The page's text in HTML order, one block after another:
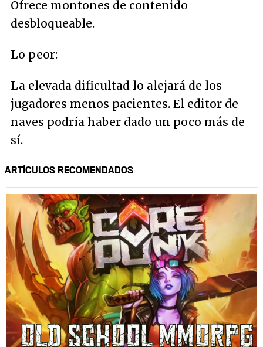
Ofrece montones de contenido
desbloqueable.
Lo peor:
La elevada dificultad lo alejará de los
jugadores menos pacientes. El editor de
naves podría haber dado un poco más de
sí.
ARTÍCULOS RECOMENDADOS